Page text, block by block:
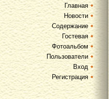
Главная
Новости
Содержание
Гостевая
Фотоальбом
Пользователи
Вход
Регистрация